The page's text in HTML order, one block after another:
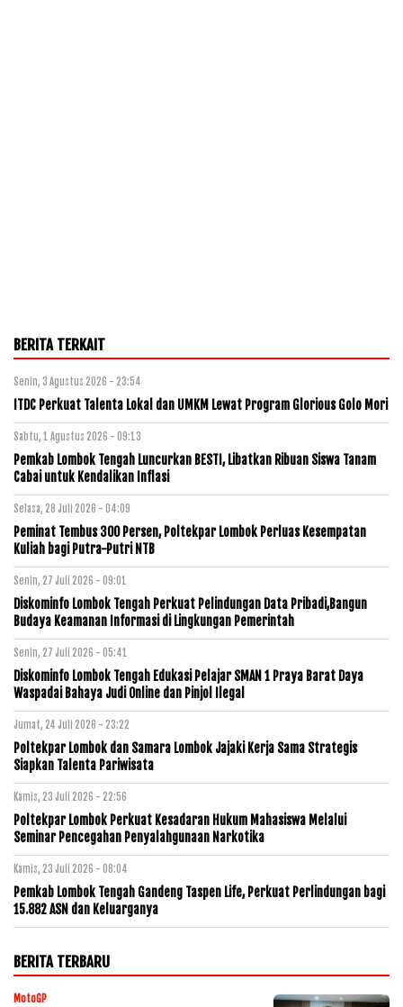
BERITA TERKAIT
Senin, 3 Agustus 2026 - 23:54
ITDC Perkuat Talenta Lokal dan UMKM Lewat Program Glorious Golo Mori
Sabtu, 1 Agustus 2026 - 09:13
Pemkab Lombok Tengah Luncurkan BESTI, Libatkan Ribuan Siswa Tanam
Cabai untuk Kendalikan Inflasi
Selasa, 28 Juli 2026 - 04:09
Peminat Tembus 300 Persen, Poltekpar Lombok Perluas Kesempatan
Kuliah bagi Putra-Putri NTB
Senin, 27 Juli 2026 - 09:01
Diskominfo Lombok Tengah Perkuat Pelindungan Data Pribadi,Bangun
Budaya Keamanan Informasi di Lingkungan Pemerintah
Senin, 27 Juli 2026 - 05:41
Diskominfo Lombok Tengah Edukasi Pelajar SMAN 1 Praya Barat Daya
Waspadai Bahaya Judi Online dan Pinjol Ilegal
Jumat, 24 Juli 2026 - 23:22
Poltekpar Lombok dan Samara Lombok Jajaki Kerja Sama Strategis
Siapkan Talenta Pariwisata
Kamis, 23 Juli 2026 - 22:56
Poltekpar Lombok Perkuat Kesadaran Hukum Mahasiswa Melalui
Seminar Pencegahan Penyalahgunaan Narkotika
Kamis, 23 Juli 2026 - 08:04
Pemkab Lombok Tengah Gandeng Taspen Life, Perkuat Perlindungan bagi
15.882 ASN dan Keluarganya
BERITA TERBARU
MotoGP